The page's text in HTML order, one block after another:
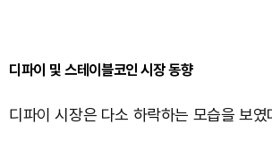
디파이 및 스테이블코인 시장 동향
디파이 시장은 다소 하락하는 모습을 보였